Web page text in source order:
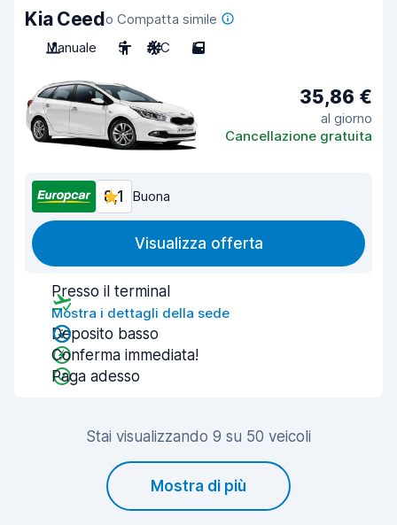
Kia Ceedo Compatta simile
Manuale
5 A/C 5
35,86 €
al giorno
Cancellazione gratuita
8,1 Buona
Visualizza offerta
Presso il terminal
Mostra i dettagli della sede
Deposito basso
Conferma immediata!
Paga adesso
Stai visualizzando 9 su 50 veicoli
Mostra di più